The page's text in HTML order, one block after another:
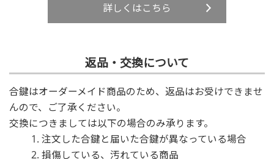
詳しくはこちら
返品・交換について
合鍵はオーダーメイド商品のため、返品はお受けできませ
んので、ご了承ください。
交換につきましては以下の場合のみ承ります。
注文した合鍵と届いた合鍵が異なっている場合
損傷している、汚れている商品